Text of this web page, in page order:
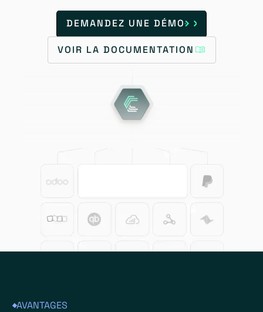
DEMANDEZ UNE DÉMO
VOIR LA DOCUMENTATION
AVANTAGES